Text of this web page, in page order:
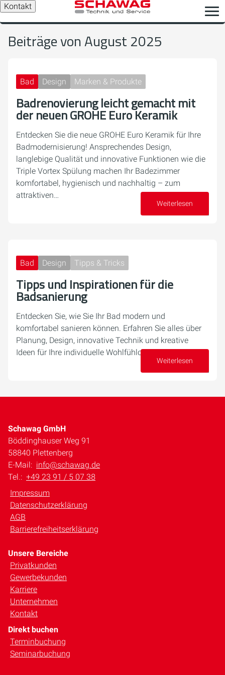
Kontakt
Beiträge von August 2025
Bad Design Marken & Produkte
Badrenovierung leicht gemacht mit
der neuen GROHE Euro Keramik
Entdecken Sie die neue GROHE Euro Keramik für Ihre
Badmodernisierung! Ansprechendes Design,
langlebige Qualität und innovative Funktionen wie die
Triple Vortex Spülung machen Ihr Badezimmer
komfortabel, hygienisch und nachhaltig – zum
attraktiven…
Weiterlesen
Bad Design Tipps & Tricks
Tipps und Inspirationen für die
Badsanierung
Entdecken Sie, wie Sie Ihr Bad modern und
komfortabel sanieren können. Erfahren Sie alles über
Planung, Design, innovative Technik und kreative
Ideen für Ihre individuelle Wohlfühloase.
Weiterlesen
Schawag GmbH
Böddinghauser Weg 91
58840 Plettenberg
E-Mail: info@schawag.de
Tel.: +49 23 91 / 5 07 38
Impressum
Datenschutzerklärung
AGB
Barrierefreiheitserklärung
Unsere Bereiche
Privatkunden
Gewerbekunden
Karriere
Unternehmen
Kontakt
Direkt buchen
Terminbuchung
Seminarbuchung